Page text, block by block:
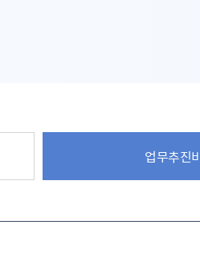
업무추진